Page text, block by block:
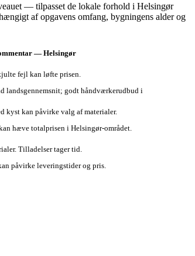
— tilpasset de lokale forhold i Helsingør
af opgavens omfang, bygningens alder og
— Helsingør
fejl kan løfte prisen.
landsgennemsnit; godt håndværkerudbud i
kyst kan påvirke valg af materialer.
hæve totalprisen i Helsingør‑området.
Tilladelser tager tid.
påvirke leveringstider og pris.